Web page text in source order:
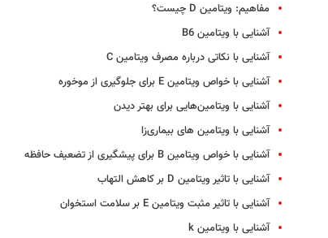
مفاهیم: ویتامین D چیست؟
آشنایی با ویتامین B6
آشنایی با نکاتی درباره مصرف ویتامین C
آشنایی با خواص ویتامین E برای جلوگیری از موخوره
آشنایی با ویتامین‌هایی برای بهتر دیدن
آشنایی با ویتامین های بیماری‌زا
آشنایی با خواص ویتامین B برای پیشگیری از تضعیف حافظه
آشنایی با تاثیر ویتامین D بر کاهش التهاب
آشنایی با تاثیر مثبت ویتامین E بر سلامت استخوان
آشنایی با ویتامین k